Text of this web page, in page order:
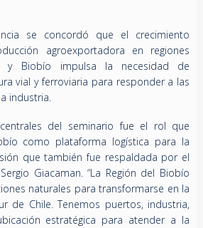
se concordó que el crecimiento
agroexportadora en regiones
y Biobío impulsa la necesidad de
vial y ferroviaria para responder a las
industria.
del seminario fue el rol que
como plataforma logística para la
que también fue respaldada por el
Giacaman. “La Región del Biobío
naturales para transformarse en la
de Chile. Tenemos puertos, industria,
estratégica para atender a la